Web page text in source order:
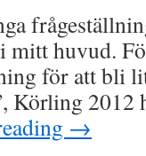
huvud.
för att bli
Körling
→